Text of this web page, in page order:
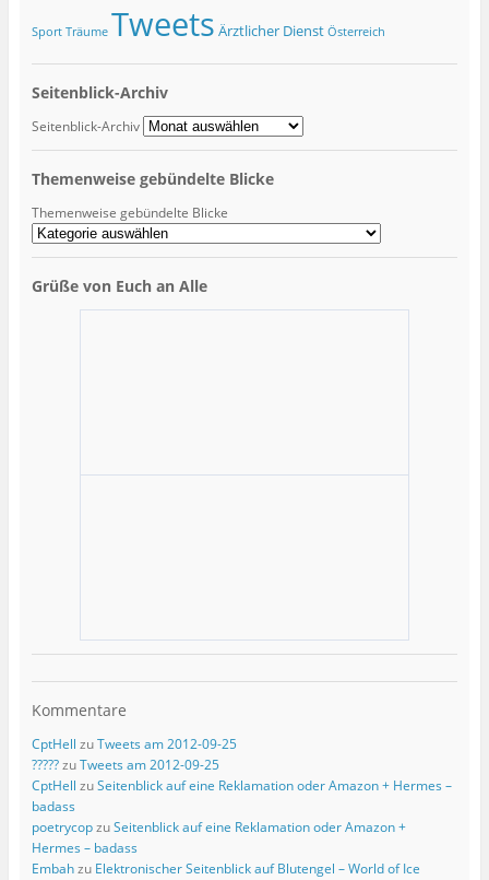
Sport Träume Tweets Ärztlicher Dienst Österreich
Seitenblick-Archiv
Seitenblick-Archiv
Themenweise gebündelte Blicke
Themenweise gebündelte Blicke
Grüße von Euch an Alle
Kommentare
CptHell zuTweets am 2012-09-25
?????zuTweets am 2012-09-25
CptHell zuSeitenblick auf eine Reklamation oder Amazon + Hermes –
badass
poetrycopzuSeitenblick auf eine Reklamation oder Amazon +
Hermes – badass
Embahzu Elektronischer Seitenblick auf Blutengel – World of Ice